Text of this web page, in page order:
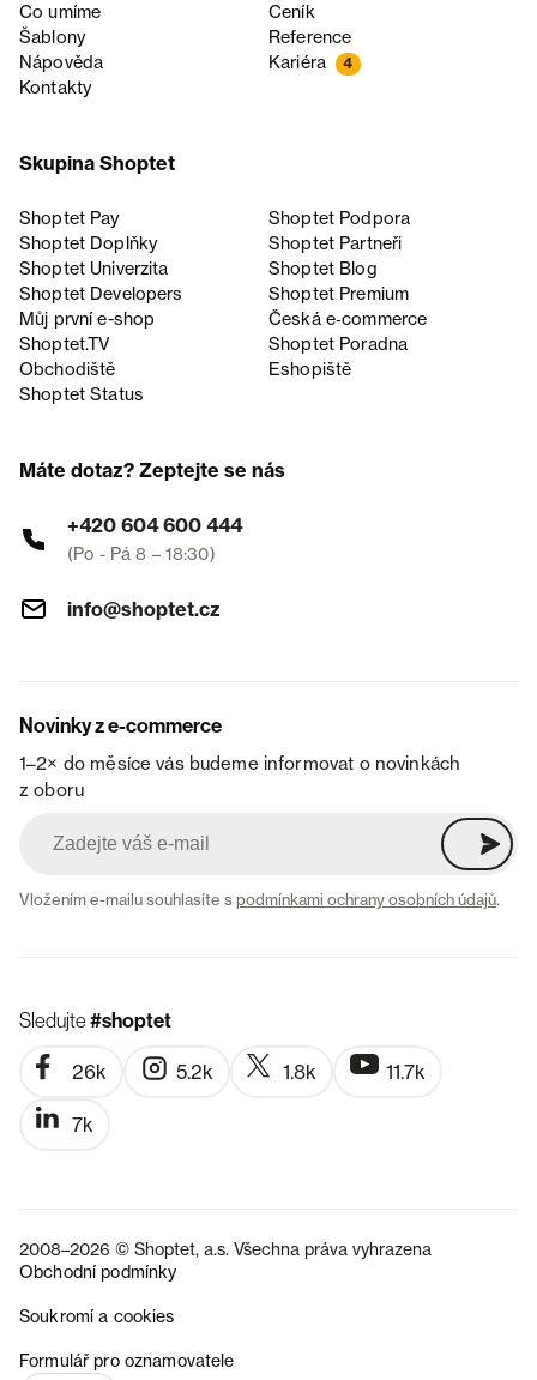
Co umíme
Ceník
Šablony
Reference
Nápověda
Kariéra 4
Kontakty
Skupina Shoptet
Shoptet Pay
Shoptet Podpora
Shoptet Doplňky
Shoptet Partneři
Shoptet Univerzita
Shoptet Blog
Shoptet Developers
Shoptet Premium
Můj první e-shop
Česká e‑commerce
Shoptet.TV
Shoptet Poradna
Obchodiště
Eshopiště
Shoptet Status
Máte dotaz? Zeptejte se nás
+420 604 600 444
(Po - Pá 8 – 18:30)
info@shoptet.cz
Novinky z e-commerce
1–2× do měsíce vás budeme informovat o novinkách
z oboru
Vložením e-mailu souhlasíte spodmínkami ochrany osobních údajů.
Sledujte#shoptet
26k 5.2k 1.8k 11.7k
7k
2008–2026 © Shoptet, a.s. Všechna práva vyhrazena
Obchodní podmínky
Soukromí a cookies
Formulář pro oznamovatele